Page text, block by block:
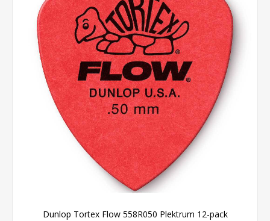
Dunlop Tortex Flow 558R050 Plektrum 12-pack